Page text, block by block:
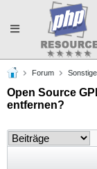
Toggle
navigation
Forum
Open Source
entfernen?